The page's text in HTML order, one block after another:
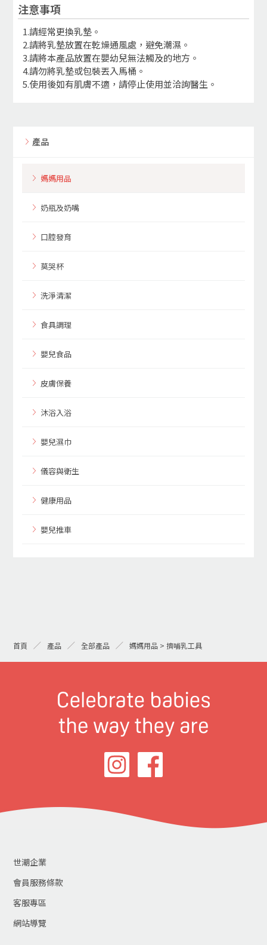
注意事項
1.請經常更換乳墊。
2.請將乳墊放置在乾燥通風處，避免潮濕。
3.請將本產品放置在嬰幼兒無法觸及的地方。
4.請勿將乳墊或包裝丟入馬桶。
5.使用後如有肌膚不適，請停止使用並洽詢醫生。
產品
媽媽用品
奶瓶及奶嘴
口腔發育
莫哭杯
洗淨清潔
食具調理
嬰兒食品
皮膚保養
沐浴入浴
嬰兒濕巾
儀容與衛生
健康用品
嬰兒推車
首頁 產品 全部產品 媽媽用品 > 擠哺乳工具
世潮企業
會員服務條款
客服專區
網站導覽